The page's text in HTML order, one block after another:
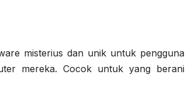
misterius dan unik untuk pengguna
mereka. Cocok untuk yang berani